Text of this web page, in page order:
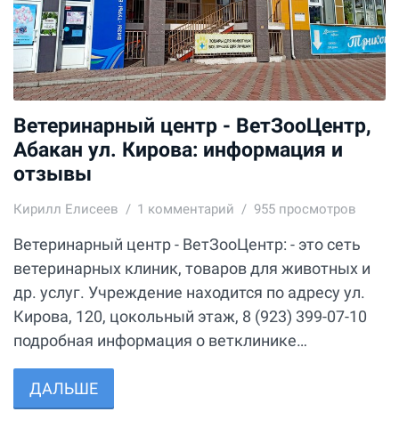
Ветеринарный центр - ВетЗооЦентр,
Абакан ул. Кирова: информация и
отзывы
Кирилл Елисеев 1 комментарий 955 просмотров
Ветеринарный центр - ВетЗооЦентр: - это сеть
ветеринарных клиник, товаров для животных и
др. услуг. Учреждение находится по адресу ул.
Кирова, 120, цокольный этаж, 8 (923) 399-07-10
подробная информация о ветклинике…
ДАЛЬШЕ